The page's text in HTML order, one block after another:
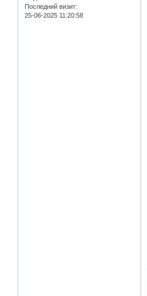
Последний визит:
25-06-2025 11:20:58